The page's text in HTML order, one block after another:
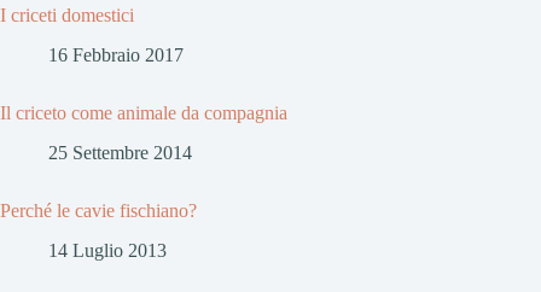
I criceti domestici
16 Febbraio 2017
Il criceto come animale da compagnia
25 Settembre 2014
Perché le cavie fischiano?
14 Luglio 2013